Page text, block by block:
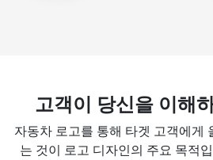
고객이 당신을 이해
자동차 로고를 통해 타겟 고객에게
는 것이 로고 디자인의 주요 목적